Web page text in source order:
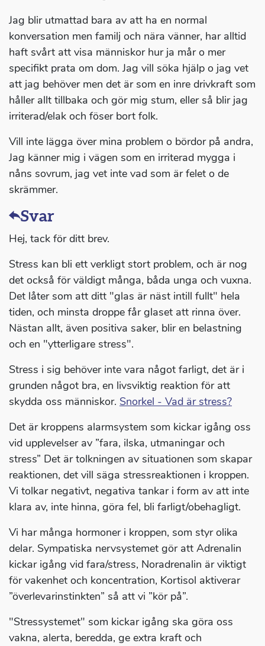
Jag blir utmattad bara av att ha en normal
konversation men familj och nära vänner, har alltid
haft svårt att visa människor hur ja mår o mer
specifikt prata om dom. Jag vill söka hjälp o jag vet
att jag behöver men det är som en inre drivkraft som
håller allt tillbaka och gör mig stum, eller så blir jag
irriterad/elak och föser bort folk.
Vill inte lägga över mina problem o bördor på andra,
Jag känner mig i vägen som en irriterad mygga i
nåns sovrum, jag vet inte vad som är felet o de
skrämmer.
Svar
Hej, tack för ditt brev.
Stress kan bli ett verkligt stort problem, och är nog
det också för väldigt många, båda unga och vuxna.
Det låter som att ditt "glas är näst intill fullt" hela
tiden, och minsta droppe får glaset att rinna över.
Nästan allt, även positiva saker, blir en belastning
och en "ytterligare stress".
Stress i sig behöver inte vara något farligt, det är i
grunden något bra, en livsviktig reaktion för att
skydda oss människor. Snorkel - Vad är stress?
Det är kroppens alarmsystem som kickar igång oss
vid upplevelser av ”fara, ilska, utmaningar och
stress” Det är tolkningen av situationen som skapar
reaktionen, det vill säga stressreaktionen i kroppen.
Vi tolkar negativt, negativa tankar i form av att inte
klara av, inte hinna, göra fel, bli farligt/obehagligt.
Vi har många hormoner i kroppen, som styr olika
delar. Sympatiska nervsystemet gör att Adrenalin
kickar igång vid fara/stress, Noradrenalin är viktigt
för vakenhet och koncentration, Kortisol aktiverar
”överlevarinstinkten” så att vi ”kör på”.
"Stressystemet" som kickar igång ska göra oss
vakna, alerta, beredda, ge extra kraft och